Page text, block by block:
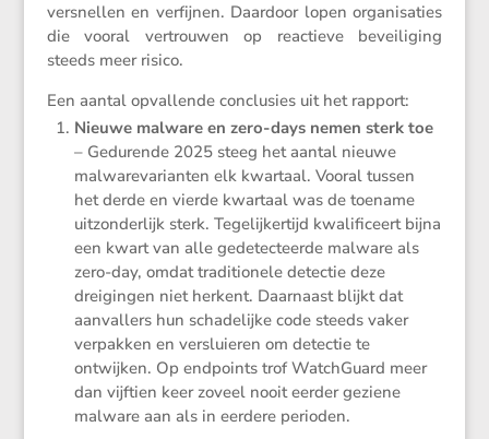
versnellen en verfijnen. Daardoor lopen organi­sa­ties
die vooral vertrouwen op reactieve bevei­li­ging
steeds meer risico.
Een aantal opval­lende conclu­sies uit het rapport:
Nieuwe malware en zero-days nemen sterk toe
– Gedurende 2025 steeg het aantal nieuwe
malwa­re­va­ri­anten elk kwartaal. Vooral tussen
het derde en vierde kwartaal was de toename
uitzon­der­lijk sterk. Tegelij­ker­tijd kwali­fi­ceert bijna
een kwart van alle gedetec­teerde malware als
zero-day, omdat tradi­ti­o­nele detectie deze
dreigingen niet herkent. Daarnaast blijkt dat
aanval­lers hun schade­lijke code steeds vaker
verpakken en verslui­eren om detectie te
ontwijken. Op endpoints trof Watch­Guard meer
dan vijftien keer zoveel nooit eerder geziene
malware aan als in eerdere perioden.